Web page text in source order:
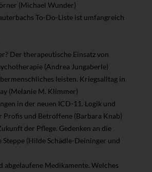
(Michael Wunder)
To-Do-Liste ist umfangreich
Der therapeutische Einsatz von
(Andrea Jungaberle)
leisten. Kriegsalltag in
(Melanie M. Klimmer)
in der neuen ICD-11. Logik und
und Betroffene (Barbara Knab)
der Pflege. Gedenken an die
(Hilde Schädle-Deininger und
abgelaufene Medikamente. Welches